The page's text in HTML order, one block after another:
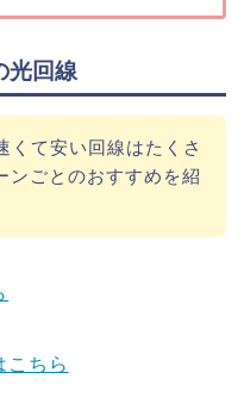
光回線
くて安い回線はたくさ
ンごとのおすすめを紹
こちら